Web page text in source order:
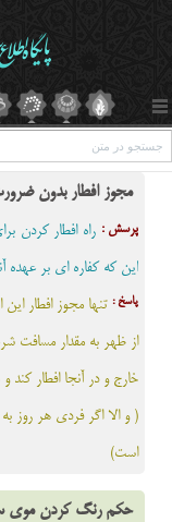
مجوز افطار بدون
پرسش : راه افطار کردن
این که کفاره ای بر عهده
پاسخ :
خارج و در آنجا افطار کند
( و الا اگر فردی هر روز
است)
حکم رنگ کردن موی سر